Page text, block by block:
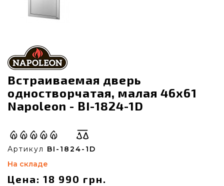
Встраиваемая дверь
одностворчатая, малая 46х61
Napoleon - BI-1824-1D
Артикул BI-1824-1D
На складе
Цена: 18 990 грн.